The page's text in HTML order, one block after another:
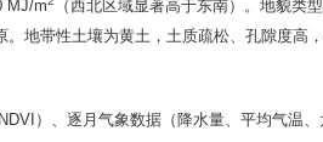
MJ/m
（西北区域显著高于东南）。地貌类
地带性土壤为黄土，土质疏松、孔隙度高
）、逐月气象数据（降水量、平均气温